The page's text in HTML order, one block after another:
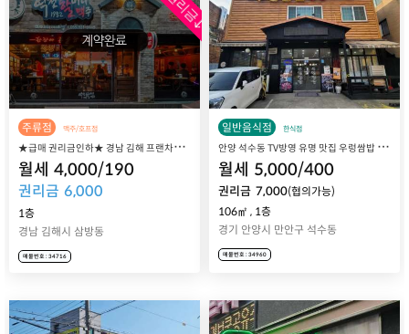
주류점 맥주/호프점
★
급매 권리금인하★ 경남 김해 프랜차이즈 역전할머니맥주 인제대점 매장 매매 양도
월세 4,000/190
권리금 6,000
1층
경남 김해시 삼방동
매물번호 : 34716
일반음식점 한식점
안
양 석수동 TV방영 유명 맛집 우렁쌈밥 이가네 매장 매매 양도
월세 5,000/400
권리금 7,000(협의가능)
106㎡ , 1층
경기 안양시 만안구 석수동
매물번호 : 34960